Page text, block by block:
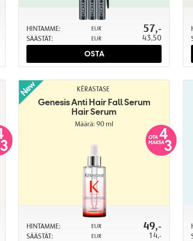
HINTAMME: EUR 57,-
SÄÄSTÄT: EUR 43,50
OSTA
KÉRASTASE
Genesis Anti Hair Fall Serum
Hair Serum
Määrä: 90 ml
HINTAMME: EUR 49,-
SÄÄSTÄT: EUR 14,-